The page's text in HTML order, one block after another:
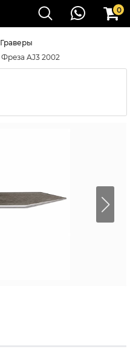
0
Граверы
Фреза AJ3 2002